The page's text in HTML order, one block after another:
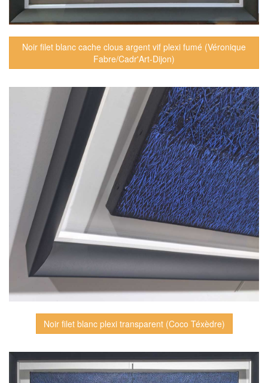
Noir filet blanc cache clous argent vif plexi fumé (Véronique
Fabre/Cadr'Art-Dijon)
Noir filet blanc plexi transparent (Coco Téxèdre)